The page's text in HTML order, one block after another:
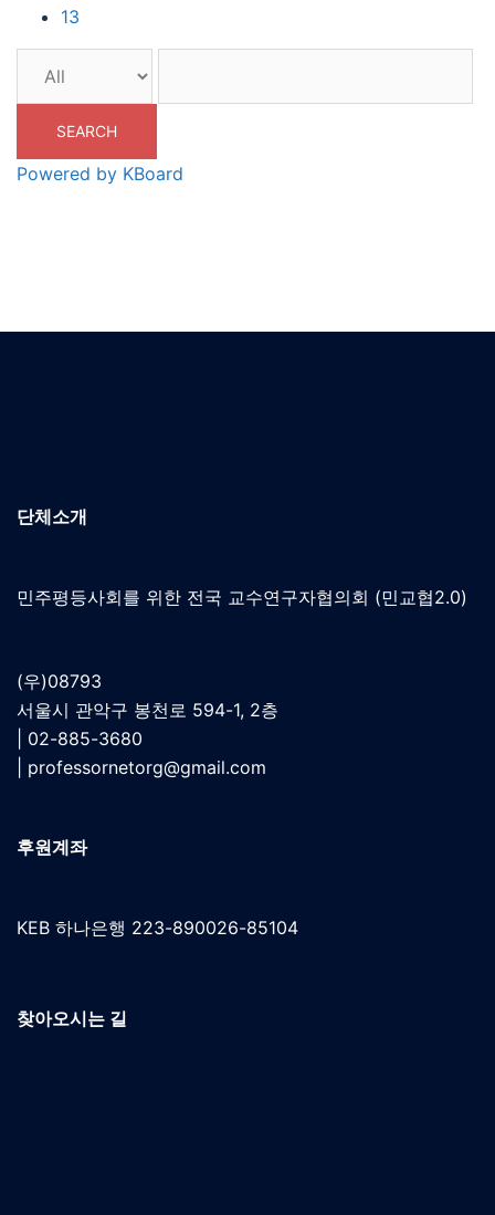
13
SEARCH
Powered by KBoard
단체소개
민주평등사회를 위한 전국 교수연구자협의회 (민교협2.0)
(우)08793
서울시 관악구 봉천로 594-1, 2층
| 02-885-3680
professornetorg@gmail.com
후원계좌
KEB 하나은행 223-890026-85104
찾아오시는 길